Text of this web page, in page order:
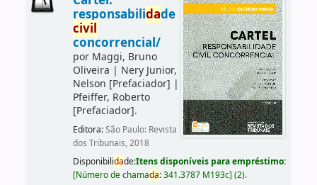
responsabilidade
civil
concorrencial/
por Maggi, Bruno
Oliveira | Nery Junior,
Nelson [Prefaciador] |
Pfeiffer, Roberto
[Prefaciador].
Editora:São Paulo: Revista
dos Tribunais, 2018
Disponibilidade:Itens disponíveis para empréstimo:
[Número de chamada:341.3787 M193c] (2).